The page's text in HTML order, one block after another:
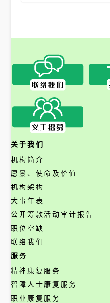
关于我们
机构简介
愿景、使命及价值
机构架构
大事年表
公开筹款活动审计报告
职位空缺
联络我们
服务
精神康复服务
智障人士康复服务
职业康复服务